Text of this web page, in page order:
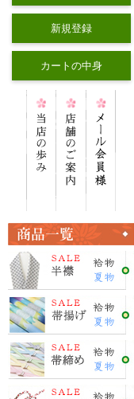
新規登録
カートの中身